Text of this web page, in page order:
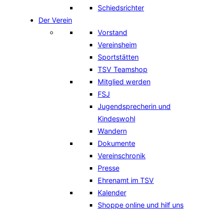
Schiedsrichter
Der Verein
Vorstand
Vereinsheim
Sportstätten
TSV Teamshop
Mitglied werden
FSJ
Jugendsprecherin und
Kindeswohl
Wandern
Dokumente
Vereinschronik
Presse
Ehrenamt im TSV
Kalender
Shoppe online und hilf uns